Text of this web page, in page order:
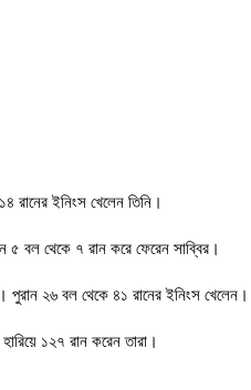
রানের ইনিংস খেলেন তিনি।
বল থেকে ৭ রান করে ফেরেন সাব্বির।
পুরান ২৬ বল থেকে ৪১ রানের ইনিংস খেলেন।
১২৭ রান করেন তারা।